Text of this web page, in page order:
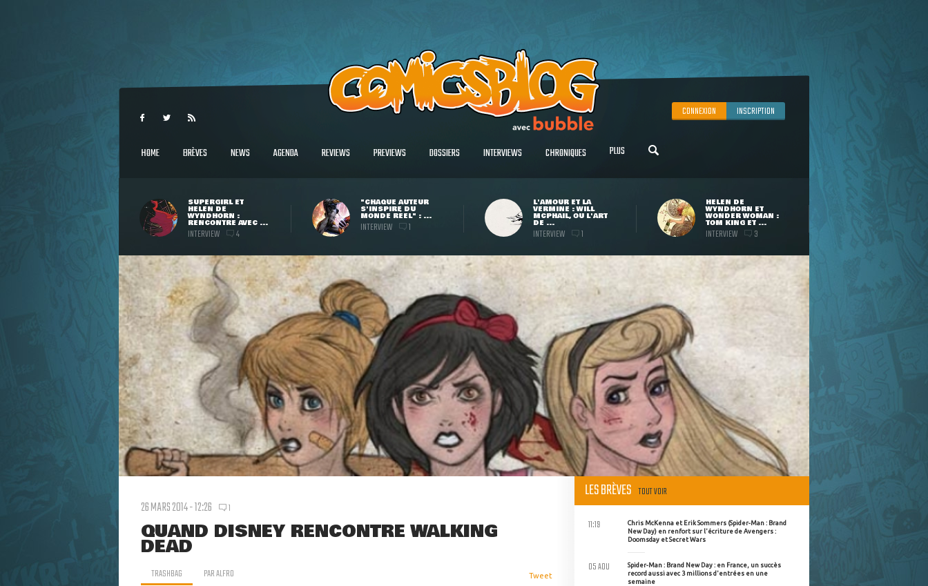
CONNEXION INSCRIPTION
HOME BRÈVES NEWS AGENDA REVIEWS PREVIEWS DOSSIERS INTERVIEWS CHRONIQUES PLUS
SUPERGIRL ET
HELEN DE
WYNDHORN :
RENCONTRE AVEC ...
INTERVIEW 4
"CHAQUE AUTEUR
S'INSPIRE DU
MONDE RÉEL" : ...
INTERVIEW 1
L'AMOUR ET LA
VERMINE : WILL
MCPHAIL, OU L'ART
DE ...
INTERVIEW 1
HELEN DE
WYNDHORN ET
WONDER WOMAN :
TOM KING ET ...
INTERVIEW 3
26 MARS 2014 - 12:26 1
QUAND DISNEY RENCONTRE WALKING
DEAD
TRASHBAG PARALFRO Tweet
LES BRÈVES TOUT VOIR
Chris McKenna et Erik Sommers (Spider-Man : Brand
New Day) en renfort sur l'écriture de Avengers :
Doomsday et Secret Wars
11:19
Spider-Man : Brand New Day : en France, un succès
record aussi avec 3 millions d'entrées en une
semaine
05 AOU